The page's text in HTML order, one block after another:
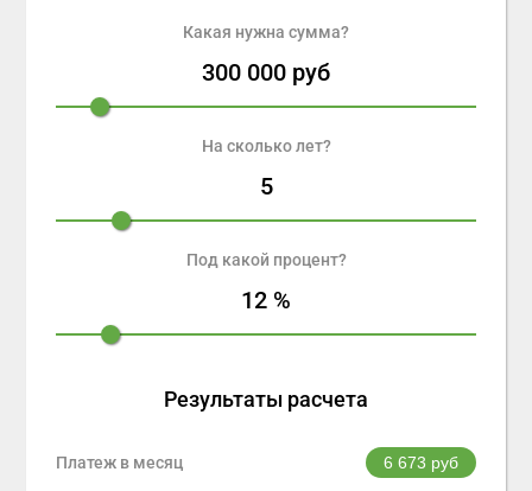
Какая нужна сумма?
300 000 руб
На сколько лет?
5
Под какой процент?
12 %
Результаты расчета
Платеж в месяц 6 673 руб